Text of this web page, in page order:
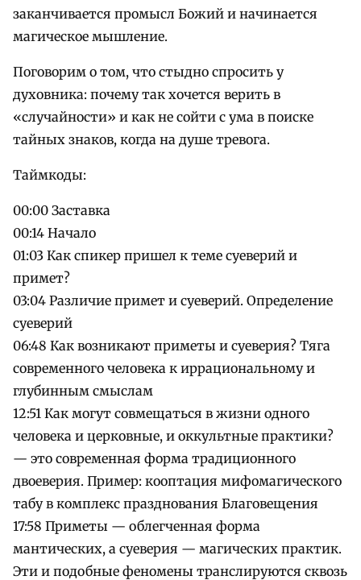
заканчивается промысл Божий и начинается
магическое мышление.
Поговорим о том, что стыдно спросить у
духовника: почему так хочется верить в
«случайности» и как не сойти с ума в поиске
тайных знаков, когда на душе тревога.
Таймкоды:
00:00 Заставка
00:14 Начало
01:03 Как спикер пришел к теме суеверий и
примет?
03:04 Различие примет и суеверий. Определение
суеверий
06:48 Как возникают приметы и суеверия? Тяга
современного человека к иррациональному и
глубинным смыслам
12:51 Как могут совмещаться в жизни одного
человека и церковные, и оккультные практики?
— это современная форма традиционного
двоеверия. Пример: кооптация мифомагического
табу в комплекс празднования Благовещения
17:58 Приметы — облегченная форма
мантических, а суеверия — магических практик.
Эти и подобные феномены транслируются сквозь